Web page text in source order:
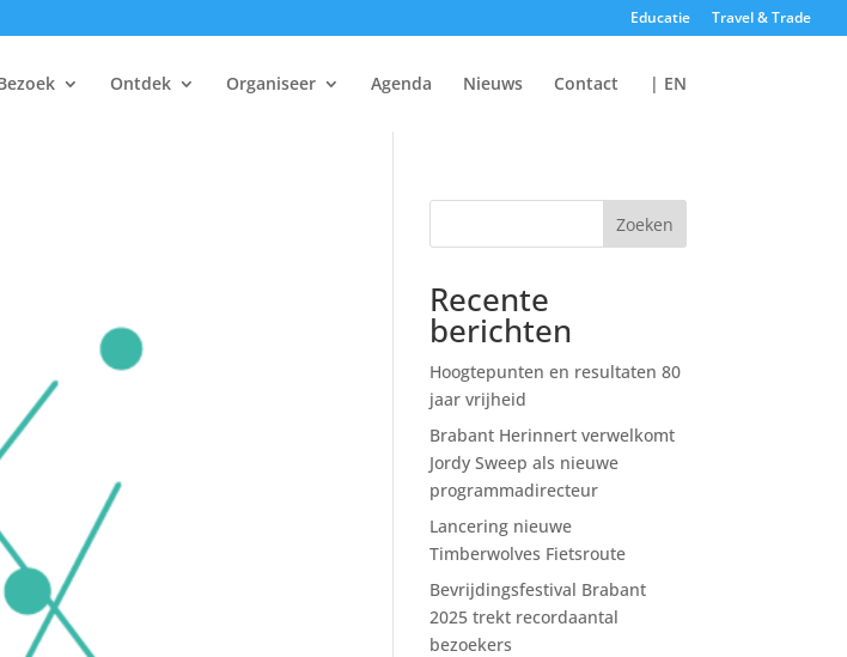
Educatie Travel & Trade
Ontdek Organiseer Agenda Nieuws Contact | EN
Zoeken
Recente
berichten
Hoogtepunten en resultaten 80
jaar vrijheid
Brabant Herinnert verwelkomt
Jordy Sweep als nieuwe
programmadirecteur
Lancering nieuwe
Timberwolves Fietsroute
Bevrijdingsfestival Brabant
2025 trekt recordaantal
bezoekers